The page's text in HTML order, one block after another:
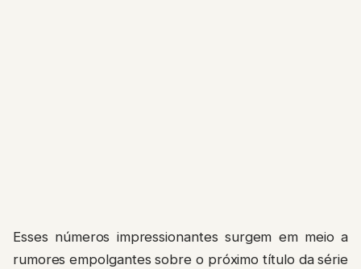
Esses números impressionantes surgem em meio a
rumores empolgantes sobre o próximo título da série